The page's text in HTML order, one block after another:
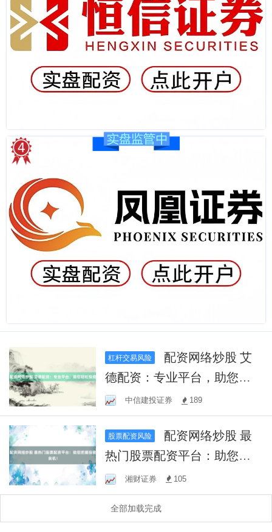
杠杆交易风险
德配资：专业平台，助您轻
松投资中信建投证券 189
股票配资风险
热门股票配资平台：助您把
握投资良机！
湘财证券 105
全部加载完成